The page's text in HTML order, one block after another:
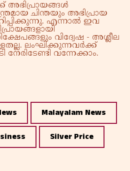
അഭിപ്രായങ്ങൾ
ചിന്തയും അഭിപ്രായ
എന്നാൽ ഇവ
വിദ്വേഷ - അശ്ലീല
ലംഘിക്കുന്നവർക്ക്
വന്നേക്കാം.
Malayalam News
Silver Price